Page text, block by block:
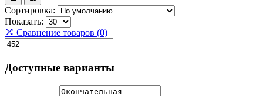
Сортировка:
Показать:
Сравнение товаров (0)
Доступные варианты